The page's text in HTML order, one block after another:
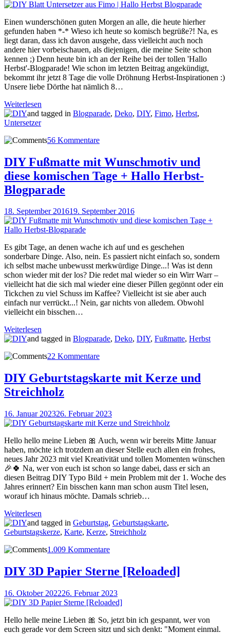
Einen wunderschönen guten Morgen an alle, die heute hierher
gefunden haben *-* Wieso ich heute so komisch begrüße?! Na, es
liegt daran, dass ich davon ausgehe, dass vielleicht auch noch
andere hier vorbeischauen, als diejenigen, die meine Seite schon
kennen ;) Denn heute bin ich an der Reihe bei der tollen 'Hallo
Herbst'-Blogparade! Wie schon im letzten Beitrag angekündigt,
bekommt ihr jetzt 8 Tage die volle Dröhnung Herbst-Inspirationen :)
Unsere liebe Dörthe hat nämlich 8…
Weiterlesen
and tagged in Blogparade, Deko, DIY, Fimo, Herbst,
Untersetzer
56 Kommentare
DIY Fußmatte mit Wunschmotiv und
diese komischen Tage + Hallo Herbst-
Blogparade
18. September 201619. September 2016
Es gibt Tage, an denen wache ich auf und es geschehen
sonderbare Dinge. Also, nein. Es passiert nicht einfach so, sondern
ich selbst mache unbewusst merkwürdige Dinge...! Was ist denn
schon wieder mit der los? Die redet mal wieder so ein Wirr Warr –
vielleicht hat die sich mal wieder eine dieser Pillen gegönnt oder ein
Tickchen zu viel Schuss im Kaffee? Vielleicht ist sie aber auch
einfach nur verrückt...! Nein, gar nichts von alledem. Obwohl
vielleicht ein bisschen…
Weiterlesen
and tagged in Blogparade, Deko, DIY, Fußmatte, Herbst
22 Kommentare
DIY Geburtstagskarte mit Kerze und
Streichholz
16. Januar 202326. Februar 2023
Hello hello meine Lieben 🎀 Auch, wenn wir bereits Mitte Januar
haben, möchte ich trotzdem an dieser Stelle euch allen ein frohes,
neues Jahr 2023 mit viel Kreativität und tollen Momenten wünschen
🎉🍀 Na, wer von euch ist schon so lange dabei, dass er sich an
diesen Beitrag DIY Typo Bild + mein Problem mit der 1. Woche des
Jahres erinnert? Ein bisschen kann man schon ausm Titel lesen,
worauf ich hinaus möchte. Damals schrieb…
Weiterlesen
and tagged in Geburtstag, Geburtstagskarte,
Geburtstagskerze, Karte, Kerze, Streichholz
1.009 Kommentare
DIY 3D Papier Sterne [Reloaded]
16. Oktober 202226. Februar 2023
Hello helle meine Lieben 🎀 So, jetzt bin ich gespannt, wer von
euch gerade vor dem Screen sitzt und sich denkt: "Moment einmal.